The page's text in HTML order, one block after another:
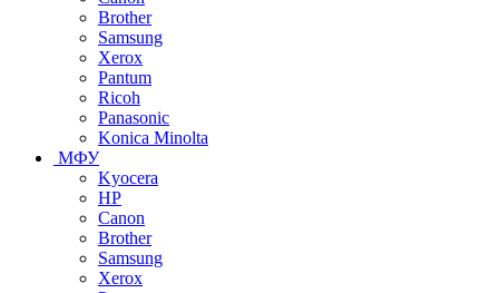
Brother
Samsung
Xerox
Pantum
Ricoh
Panasonic
Konica Minolta
МФУ
Kyocera
HP
Canon
Brother
Samsung
Xerox